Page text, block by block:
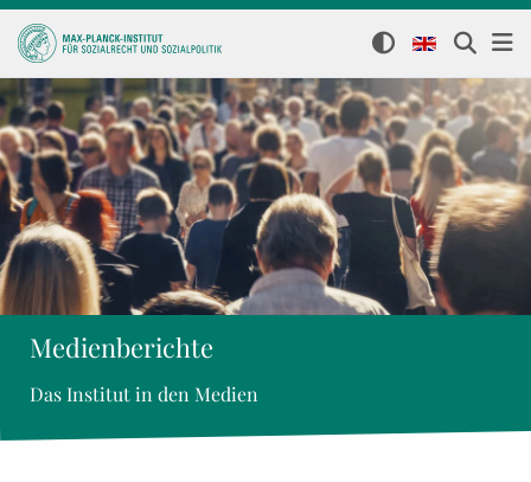
Medienberichte
Das Institut in den Medien